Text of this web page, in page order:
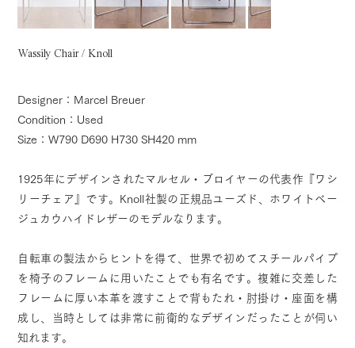
Wassily Chair / Knoll
Designer：Marcel Breuer
Condition：Used
Size：W790 D690 H730 SH420 mm
1925年にデザインされたマルセル・ブロイヤーの代表作『ワシ
リーチェア』です。Knoll社製の正規品ユーズド、ホワイトベー
ジュカウハイドレザーのモデルなります。
自転車の製法からヒントを得て、世界で初めてスチールパイプ
を椅子のフレームに用いたことでも有名です。複雑に交差した
フレームに厚い本革を渡すことで背もたれ・肘掛け・座面を構
成し、当時としては非常に前衛的なデザインだったことが伺い
知れます。